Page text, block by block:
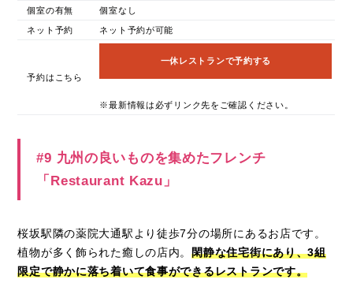
個室の有無 個室なし
ネット予約 ネット予約が可能
予約はこちら
一休レストランで予約する
※最新情報は必ずリンク先をご確認ください。
#9 九州の良いものを集めたフレンチ
「Restaurant Kazu」
桜坂駅隣の薬院大通駅より徒歩7分の場所にあるお店です。
植物が多く飾られた癒しの店内。閑静な住宅街にあり、3組
限定で静かに落ち着いて食事ができるレストランです。